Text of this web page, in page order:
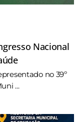
Nacional
no 39º
...